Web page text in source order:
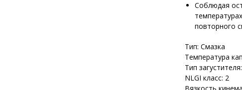
Соблюдая
повторного
Тип: Смазка
Температура
Тип
NLGI класс: 2